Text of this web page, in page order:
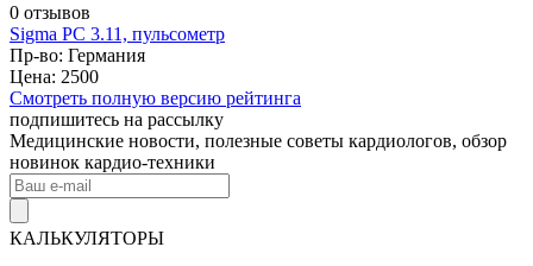
0 отзывов
Sigma PC 3.11, пульсометр
Пр-во: Германия
Цена: 2500
Смотреть полную версию рейтинга
подпишитесь на рассылку
Медицинские новости, полезные советы кардиологов, обзор
новинок кардио-техники
КАЛЬКУЛЯТОРЫ